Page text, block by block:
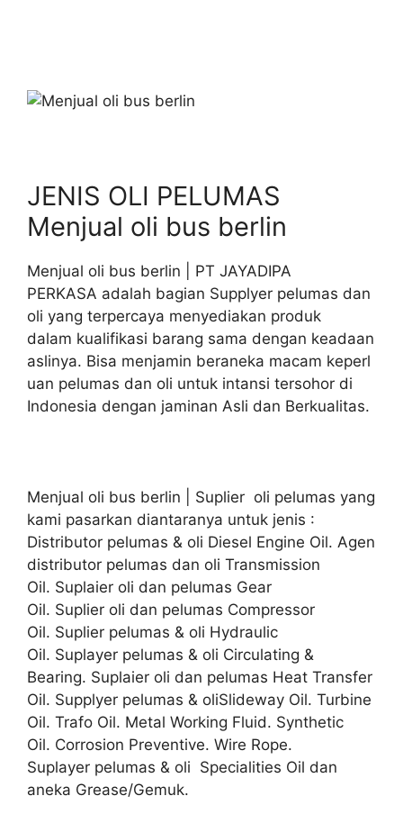
JENIS OLI PELUMAS
Menjual oli bus berlin
Menjual oli bus berlin | PT JAYADIPA
PERKASA adalah bagian Supplyer pelumas dan
oli yang terpercaya menyediakan produk
dalam kualifikasi barang sama dengan keadaan
aslinya. Bisa menjamin beraneka macam keperl
uan pelumas dan oli untuk intansi tersohor di
Indonesia dengan jaminan Asli dan Berkualitas.
Menjual oli bus berlin | Suplier oli pelumas yang
kami pasarkan diantaranya untuk jenis :
Distributor pelumas & oli Diesel Engine Oil. Agen
distributor pelumas dan oli Transmission
Oil. Suplaier oli dan pelumas Gear
Oil. Suplier oli dan pelumas Compressor
Oil. Suplier pelumas & oli Hydraulic
Oil. Suplayer pelumas & oli Circulating &
Bearing. Suplaier oli dan pelumas Heat Transfer
Oil. Supplyer pelumas & oliSlideway Oil. Turbine
Oil. Trafo Oil. Metal Working Fluid. Synthetic
Oil. Corrosion Preventive. Wire Rope.
Suplayer pelumas & oli Specialities Oil dan
aneka Grease/Gemuk.